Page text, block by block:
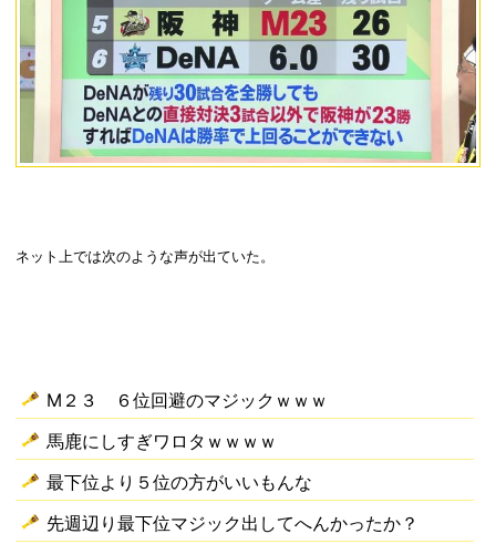
ネット上では次のような声が出ていた。
M２３ ６位回避のマジックｗｗｗ
馬鹿にしすぎワロタｗｗｗｗ
最下位より５位の方がいいもんな
先週辺り最下位マジック出してへんかったか？